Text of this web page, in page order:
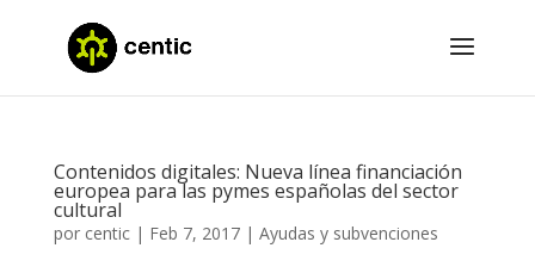
Contenidos digitales: Nueva línea financiación
europea para las pymes españolas del sector
cultural
por centic| Feb 7, 2017| Ayudas y subvenciones